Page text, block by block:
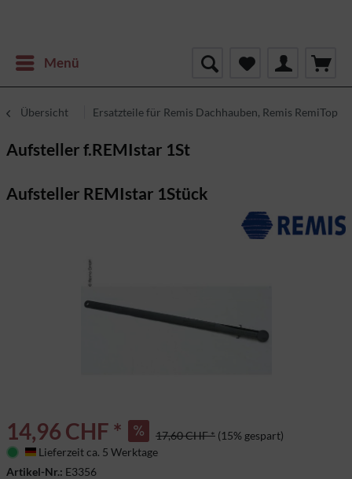
Menü
Übersicht Ersatzteile für Remis Dachhauben, Remis RemiTop
Aufsteller f.REMIstar 1St
Aufsteller REMIstar 1Stück
14,96 CHF * 17,60 CHF * (15% gespart)
Deutschland
Lieferzeit ca. 5 Werktage
Artikel-Nr.: E3356